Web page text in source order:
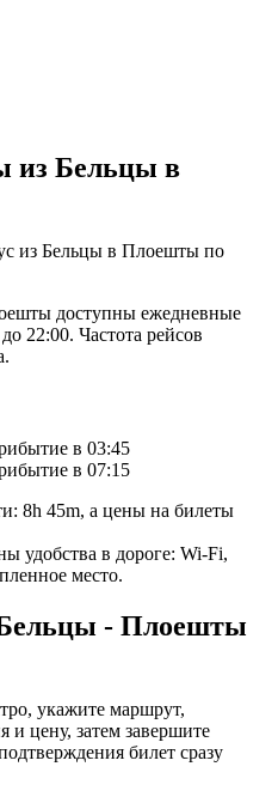
из Бельцы в
из Бельцы в Плоешты по
доступны ежедневные
22:00. Частота рейсов
в 03:45
в 07:15
8h 45m, а цены на билеты
удобства в дороге: Wi-Fi,
место.
- Плоешты
укажите маршрут,
и цену, затем завершите
билет сразу